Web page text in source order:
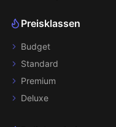
Preisklassen
Budget
Standard
Premium
Deluxe